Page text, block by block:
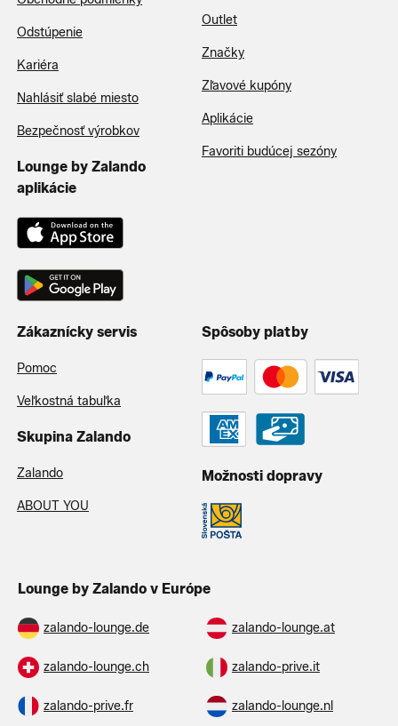
Odstúpenie
Kariéra
Nahlásiť slabé miesto
Bezpečnosť výrobkov
Lounge by Zalando
aplikácie
Outlet
Značky
Zľavové kupóny
Aplikácie
Favoriti budúcej sezóny
Zákaznícky servis
Pomoc
Veľkostná tabuľka
Skupina Zalando
Zalando
ABOUT YOU
Spôsoby platby
Možnosti dopravy
Lounge by Zalando v Európe
zalando-lounge.de zalando-lounge.at
zalando-lounge.ch zalando-prive.it
zalando-prive.fr zalando-lounge.nl